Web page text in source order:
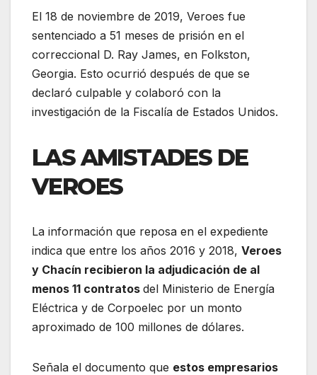
El 18 de noviembre de 2019, Veroes fue
sentenciado a 51 meses de prisión en el
correccional D. Ray James, en Folkston,
Georgia. Esto ocurrió después de que se
declaró culpable y colaboró con la
investigación de la Fiscalía de Estados Unidos.
LAS AMISTADES DE
VEROES
La información que reposa en el expediente
indica que entre los años 2016 y 2018, Veroes
y Chacín recibieron la adjudicación de al
menos 11 contratos del Ministerio de Energía
Eléctrica y de Corpoelec por un monto
aproximado de 100 millones de dólares.
Señala el documento que estos empresarios